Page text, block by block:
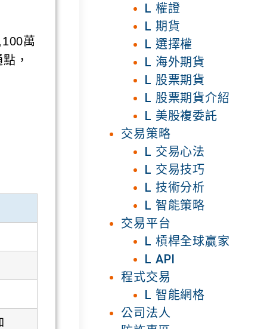
萬
，
L 權證
L 期貨
L 選擇權
L 海外期貨
L 股票期貨
L 股票期貨介紹
L 美股複委託
交易策略
L 交易心法
L 交易技巧
L 技術分析
L 智能策略
交易平台
L 槓桿全球贏家
L API
程式交易
L 智能網格
公司法人